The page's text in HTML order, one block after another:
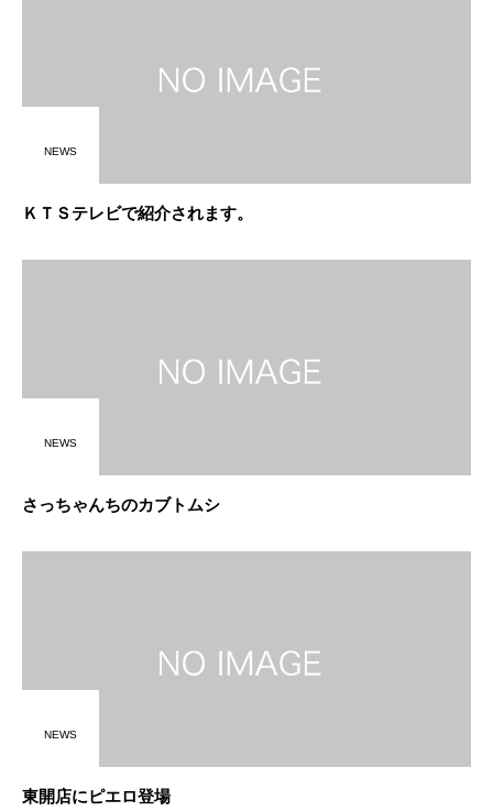
NEWS
ＫＴＳテレビで紹介されます。
NEWS
さっちゃんちのカブトムシ
NEWS
東開店にピエロ登場